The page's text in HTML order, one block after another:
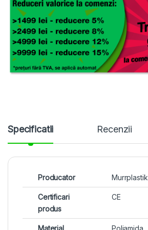
Specificatii Recenzii
Producator Murrplastik
Certificari
produs
CE
Material Poliamida